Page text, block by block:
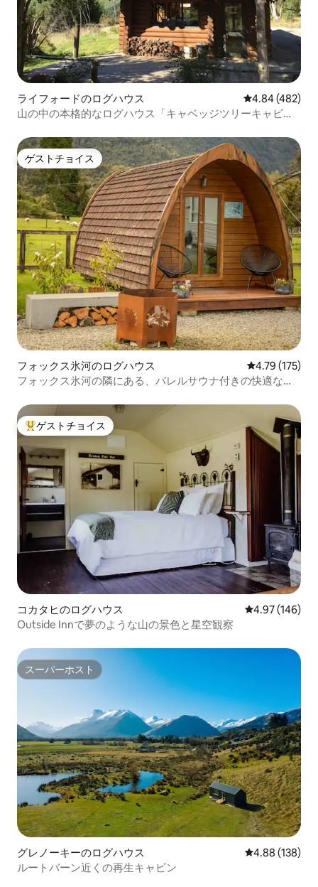
ライフォードのログハウス レビュー482
4.84 (482)
山の中の本格的なログハウス「キャベッジツリーキャビ
ゲストチョイス
ゲストチョイス
フォックス氷河のログハウス レビュー175
4.79 (175)
フォックス氷河の隣にある、バレルサウナ付きの快適な山
大好評のゲストチョイスです。
ゲストチョイス
コカタヒのログハウス レビュー146
4.97 (146)
Outside Innで夢のような山の景色と星空観察
スーパーホスト
スーパーホスト
グレノーキーのログハウス レビュー138
4.88 (138)
ルートバーン近くの再生キャビン